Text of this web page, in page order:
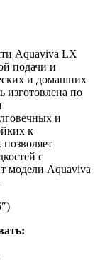
Aquaviva LX
подачи и
и домашних
изготовлена по
и
к
с
модели Aquaviva